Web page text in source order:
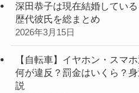
深田恭子は現在結婚してい
歴代彼氏を総まとめ
2026年3月15日
【自転車】イヤホン・スマ
何が違反？罰金はいくら？
説